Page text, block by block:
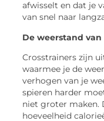
afwisselt en dat je
van snel naar
De weerstand
Crosstrainers zijn
waarmee je de
verhogen van je
spieren harder
niet groter maken.
hoeveelheid